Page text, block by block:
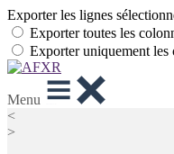
Exporter les lignes
Exporter toutes les
Exporter uniquement les
Menu
<
>